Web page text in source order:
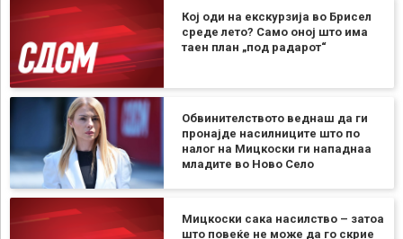
Кој оди на екскурзија во Брисел
среде лето? Само оној што има
таен план „под радарот“
Обвинителството веднаш да ги
пронајде насилниците што по
налог на Мицкоски ги нападнаа
младите во Ново Село
Мицкоски сака насилство – затоа
што повеќе не може да го скрие